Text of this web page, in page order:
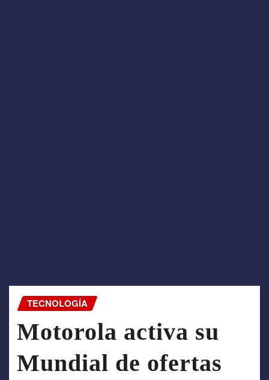
TECNOLOGÍA
Motorola activa su
Mundial de ofertas